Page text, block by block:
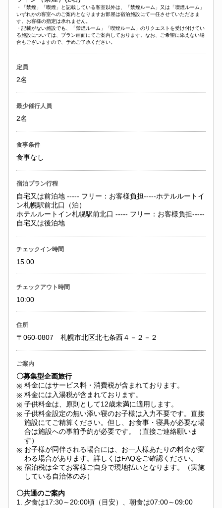
・「禁煙」「喫煙」と記載している客室以外は、「禁煙ルーム」又は「喫煙ルーム」
いずれかの客室へのご案内となりますお部屋は宿泊施設にて一任させていただきま
す。お客様の指定は承れません。
・記載がない施設でも、「禁煙ルーム」「喫煙ルーム」のリクエストを受け付けてい
る施設については、プラン画面にてご案内しております。なお、ご希望に添えない場
合もございますので、予めご了承ください。
定員
2名
最少催行人員
2名
食事条件
食事なし
宿泊プラン行程
自宅又は前泊地 ----- フリー：お客様負担-----ホテルルートイ
ン札幌駅前北口（泊）
ホテルルートイン札幌駅前北口 ----- フリー：お客様負担-----
自宅又は後泊地
チェックイン時間
15:00
チェックアウト時間
10:00
住所
〒060-0807 札幌市北区北七条西４－２－２
ご案内
〇募集型企画旅行
※ 料金にはサービス料・消費税が含まれております。
※ 料金には入湯税が含まれております。
※ 子供料金は、原則として12歳未満に適用します。
※ 子供料金設定の無い添い寝のお子様は入力不要です。直接
施設にてご精算ください。但し、お食事・寝具が必要な場
合は施設への事前予約が必要です。（直接ご連絡願いま
す）
※ お子様が同伴される場合には、お一人様あたりの料金が変
わる場合があります。詳しくはFAQをご確認ください。
※ 宿泊税は全てお客様ご自身で現地払いとなります。（実施
している自治体のみ）
〇共通のご案内
1.
夕食は17:30～20:00頃（目安）、朝食は07:00～09:00